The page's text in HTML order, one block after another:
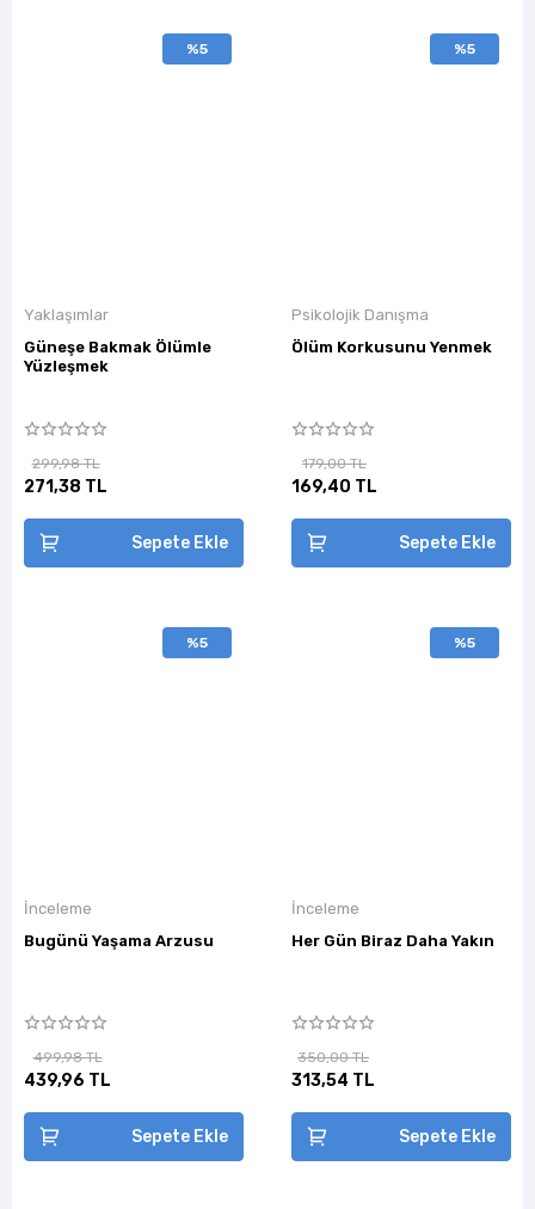
%5
Yaklaşımlar
Güneşe Bakmak Ölümle
Yüzleşmek
299,98 TL
271,38 TL
Sepete Ekle
%5
Psikolojik Danışma
Ölüm Korkusunu Yenmek
179,00 TL
169,40 TL
Sepete Ekle
%5
İnceleme
Bugünü Yaşama Arzusu
499,98 TL
439,96 TL
Sepete Ekle
%5
İnceleme
Her Gün Biraz Daha Yakın
350,00 TL
313,54 TL
Sepete Ekle